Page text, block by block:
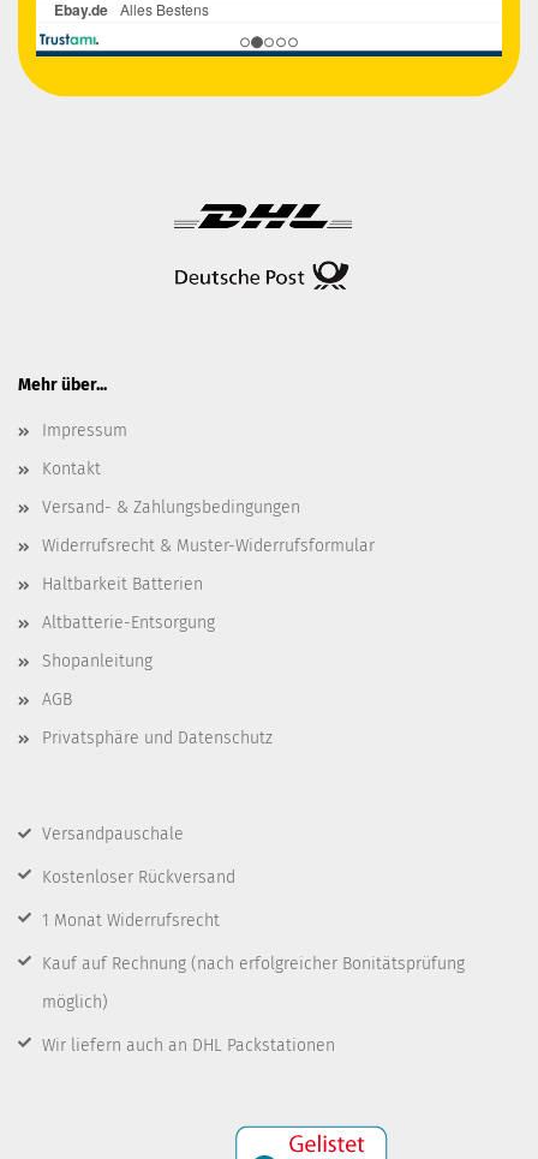
Mehr über...
Impressum
Kontakt
Versand- & Zahlungsbedingungen
Widerrufsrecht & Muster-Widerrufsformular
Haltbarkeit Batterien
Altbatterie-Entsorgung
Shopanleitung
AGB
Privatsphäre und Datenschutz
Versandpauschale
Kostenloser Rückversand
1 Monat Widerrufsrecht
Kauf auf Rechnung (nach erfolgreicher Bonitätsprüfung
möglich)
Wir liefern auch an DHL Packstationen